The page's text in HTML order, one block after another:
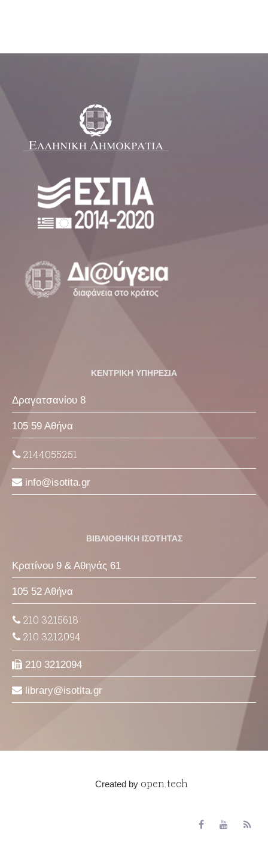
ΚΕΝΤΡΙΚΗ ΥΠΗΡΕΣΙΑ
Δραγατσανίου 8
105 59 Αθήνα
2144055251
info isotita gr
ΒΙΒΛΙΟΘΗΚΗ ΙΣΟΤΗΤΑΣ
Κρατίνου 9 & Αθηνάς 61
105 52 Αθήνα
210 3215618
210 3212094
210 3212094
library isotita gr
Created by open.tech